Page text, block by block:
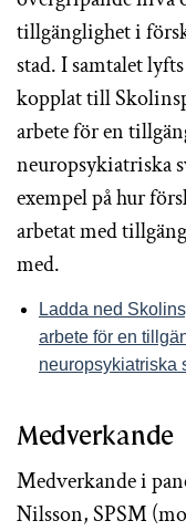
tillgänglighet i
stad. I samtalet
kopplat till
arbete för en
neuropsykiatriska
exempel på hur
arbetat med
med.
Ladda ned
arbete för en
neuropsykiatriska
Medverkande
Medverkande i
Nilsson, SPSM